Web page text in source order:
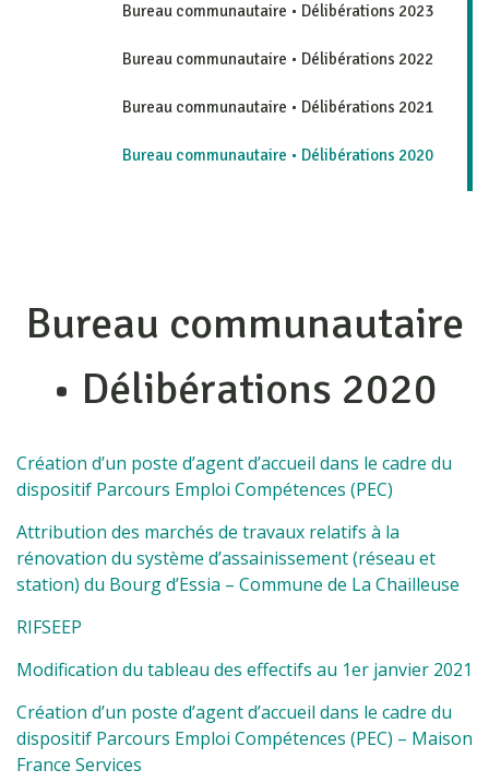
Bureau communautaire • Délibérations 2023
Bureau communautaire • Délibérations 2022
Bureau communautaire • Délibérations 2021
Bureau communautaire • Délibérations 2020
Bureau communautaire
• Délibérations 2020
Création d’un poste d’agent d’accueil dans le cadre du
dispositif Parcours Emploi Compétences (PEC)
Attribution des marchés de travaux relatifs à la
rénovation du système d’assainissement (réseau et
station) du Bourg d’Essia – Commune de La Chailleuse
RIFSEEP
Modification du tableau des effectifs au 1er janvier 2021
Création d’un poste d’agent d’accueil dans le cadre du
dispositif Parcours Emploi Compétences (PEC) – Maison
France Services